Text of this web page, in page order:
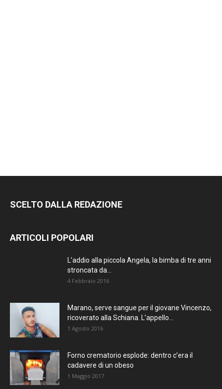
SCELTO DALLA REDAZIONE
ARTICOLI POPOLARI
L’addio alla piccola Angela, la bimba di tre anni
stroncata da...
4 Febbraio 2016
Marano, serve sangue per il giovane Vincenzo,
ricoverato alla Schiana. L’appello...
1 Agosto 2016
Forno crematorio esplode: dentro c’era il
cadavere di un obeso
1 Maggio 2017
RIMANI
AGGIORNATO.
METTI UN
MI PIACE!
TERRANOSTRA NEWS